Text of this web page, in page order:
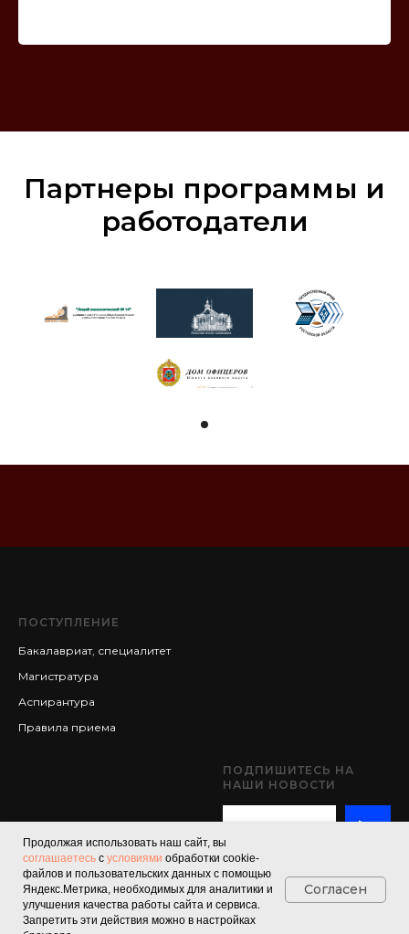
Партнеры программы и
работодатели
Продолжая использовать наш сайт, вы
соглашаетесь с условиями обработки cookie-
файлов и пользовательских данных с помощью
Яндекс.Метрика, необходимых для аналитики и
улучшения качества работы сайта и сервиса.
Запретить эти действия можно в настройках
Согласен
ПОСТУПЛЕНИЕ
Бакалавриат, специалитет
Магистратура
Аспирантура
Правила приема
ПОДПИШИТЕСЬ НА
НАШИ НОВОСТИ
© 2025 Южный